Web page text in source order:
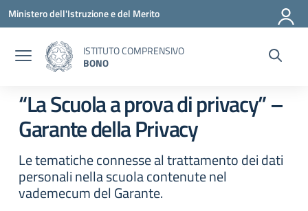
Vai ai contenuti
Vai al menu di navigazione
Vai al footer
Ministero dell'Istruzione e del Merito
ISTITUTO COMPRENSIVO
BONO
“La Scuola a prova di privacy” –
Garante della Privacy
Le tematiche connesse al trattamento dei dati
personali nella scuola contenute nel
vademecum del Garante.